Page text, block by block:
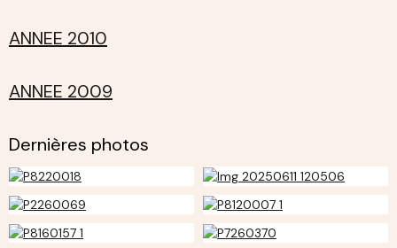
ANNEE 2010
ANNEE 2009
Dernières photos